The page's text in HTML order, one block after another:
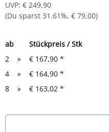
UVP: € 249,90
(Du sparst 31.61%, € 79,00)
ab
Stückpreis / Stk
2
» € 167,90 *
4
» € 164,90 *
8
» € 163,02 *